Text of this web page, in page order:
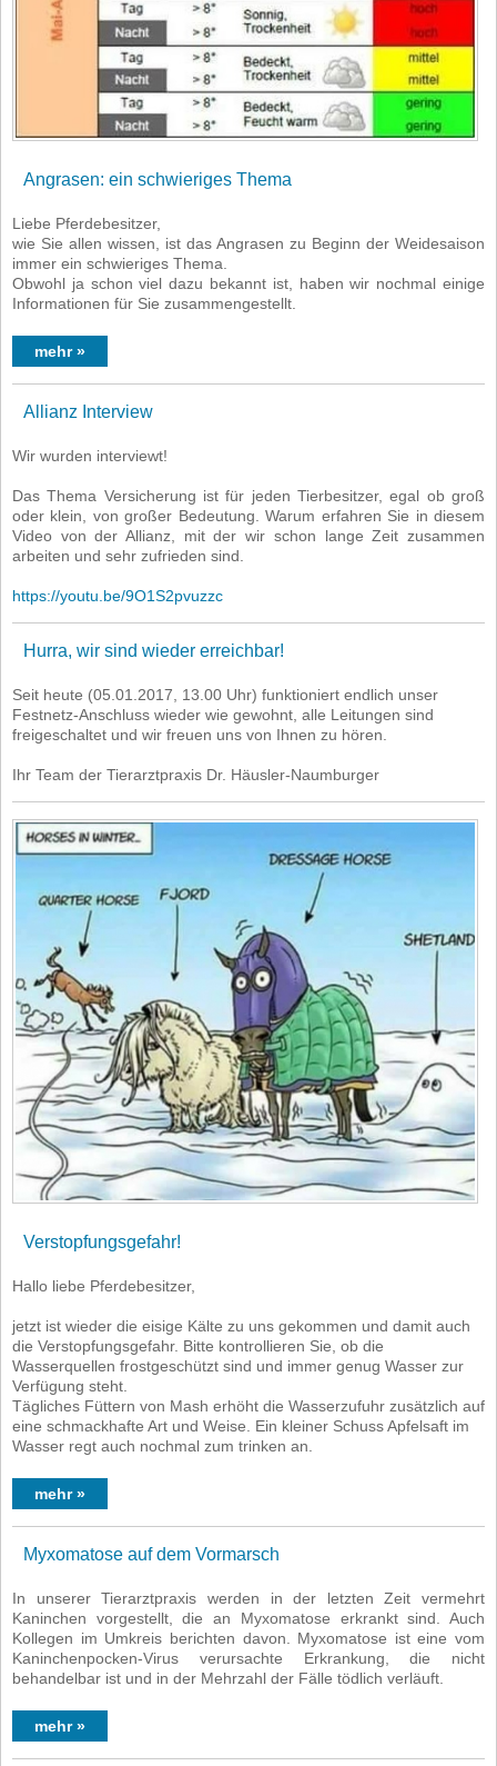
Angrasen: ein schwieriges Thema
Liebe Pferdebesitzer,
wie Sie allen wissen, ist das Angrasen zu Beginn der Weidesaison
immer ein schwieriges Thema.
Obwohl ja schon viel dazu bekannt ist, haben wir nochmal einige
Informationen für Sie zusammengestellt.
mehr »
Allianz Interview
Wir wurden interviewt!
Das Thema Versicherung ist für jeden Tierbesitzer, egal ob groß
oder klein, von großer Bedeutung. Warum erfahren Sie in diesem
Video von der Allianz, mit der wir schon lange Zeit zusammen
arbeiten und sehr zufrieden sind.
https://youtu.be/9O1S2pvuzzc
Hurra, wir sind wieder erreichbar!
Seit heute (05.01.2017, 13.00 Uhr) funktioniert endlich unser
Festnetz-Anschluss wieder wie gewohnt, alle Leitungen sind
freigeschaltet und wir freuen uns von Ihnen zu hören.
Ihr Team der Tierarztpraxis Dr. Häusler-Naumburger
Verstopfungsgefahr!
Hallo liebe Pferdebesitzer,
jetzt ist wieder die eisige Kälte zu uns gekommen und damit auch
die Verstopfungsgefahr. Bitte kontrollieren Sie, ob die
Wasserquellen frostgeschützt sind und immer genug Wasser zur
Verfügung steht.
Tägliches Füttern von Mash erhöht die Wasserzufuhr zusätzlich auf
eine schmackhafte Art und Weise. Ein kleiner Schuss Apfelsaft im
Wasser regt auch nochmal zum trinken an.
mehr »
Myxomatose auf dem Vormarsch
In unserer Tierarztpraxis werden in der letzten Zeit vermehrt
Kaninchen vorgestellt, die an Myxomatose erkrankt sind. Auch
Kollegen im Umkreis berichten davon. Myxomatose ist eine vom
Kaninchenpocken-Virus verursachte Erkrankung, die nicht
behandelbar ist und in der Mehrzahl der Fälle tödlich verläuft.
mehr »